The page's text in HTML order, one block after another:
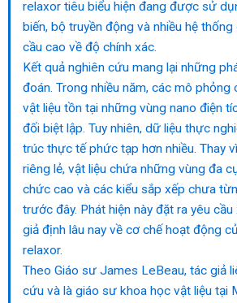
relaxor tiêu biểu hiện đang được sử
biến, bộ truyền động và nhiều hệ
cầu cao về độ chính xác.
Kết quả nghiên cứu mang lại những
đoán. Trong nhiều năm, các mô
vật liệu tồn tại những vùng nano điện
đối biệt lập. Tuy nhiên, dữ liệu thực
trúc thực tế phức tạp hơn nhiều. Thay
riêng lẻ, vật liệu chứa những vùng đa
chức cao và các kiểu sắp xếp chưa
trước đây. Phát hiện này đặt ra yêu
giả định lâu nay về cơ chế hoạt động
relaxor.
Theo Giáo sư James LeBeau, tác giả
cứu và là giáo sư khoa học vật liệu tại